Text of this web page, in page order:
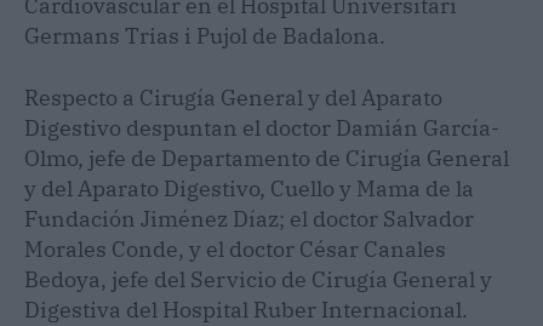
Cardiovascular en el Hospital Universitari
Germans Trias i Pujol de Badalona.
Respecto a Cirugía General y del Aparato
Digestivo despuntan el doctor Damián García-
Olmo, jefe de Departamento de Cirugía General
y del Aparato Digestivo, Cuello y Mama de la
Fundación Jiménez Díaz; el doctor Salvador
Morales Conde, y el doctor César Canales
Bedoya, jefe del Servicio de Cirugía General y
Digestiva del Hospital Ruber Internacional.